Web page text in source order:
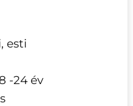
esti
-24 év